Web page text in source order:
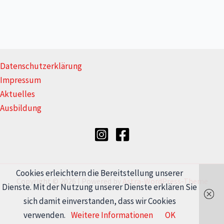
Datenschutzerklärung
Impressum
Aktuelles
Ausbildung
Copyright © 2026 | Powered by Astra-WordPress-Theme
Cookies erleichtern die Bereitstellung unserer
Dienste. Mit der Nutzung unserer Dienste erklären Sie
sich damit einverstanden, dass wir Cookies
verwenden. Weitere Informationen OK